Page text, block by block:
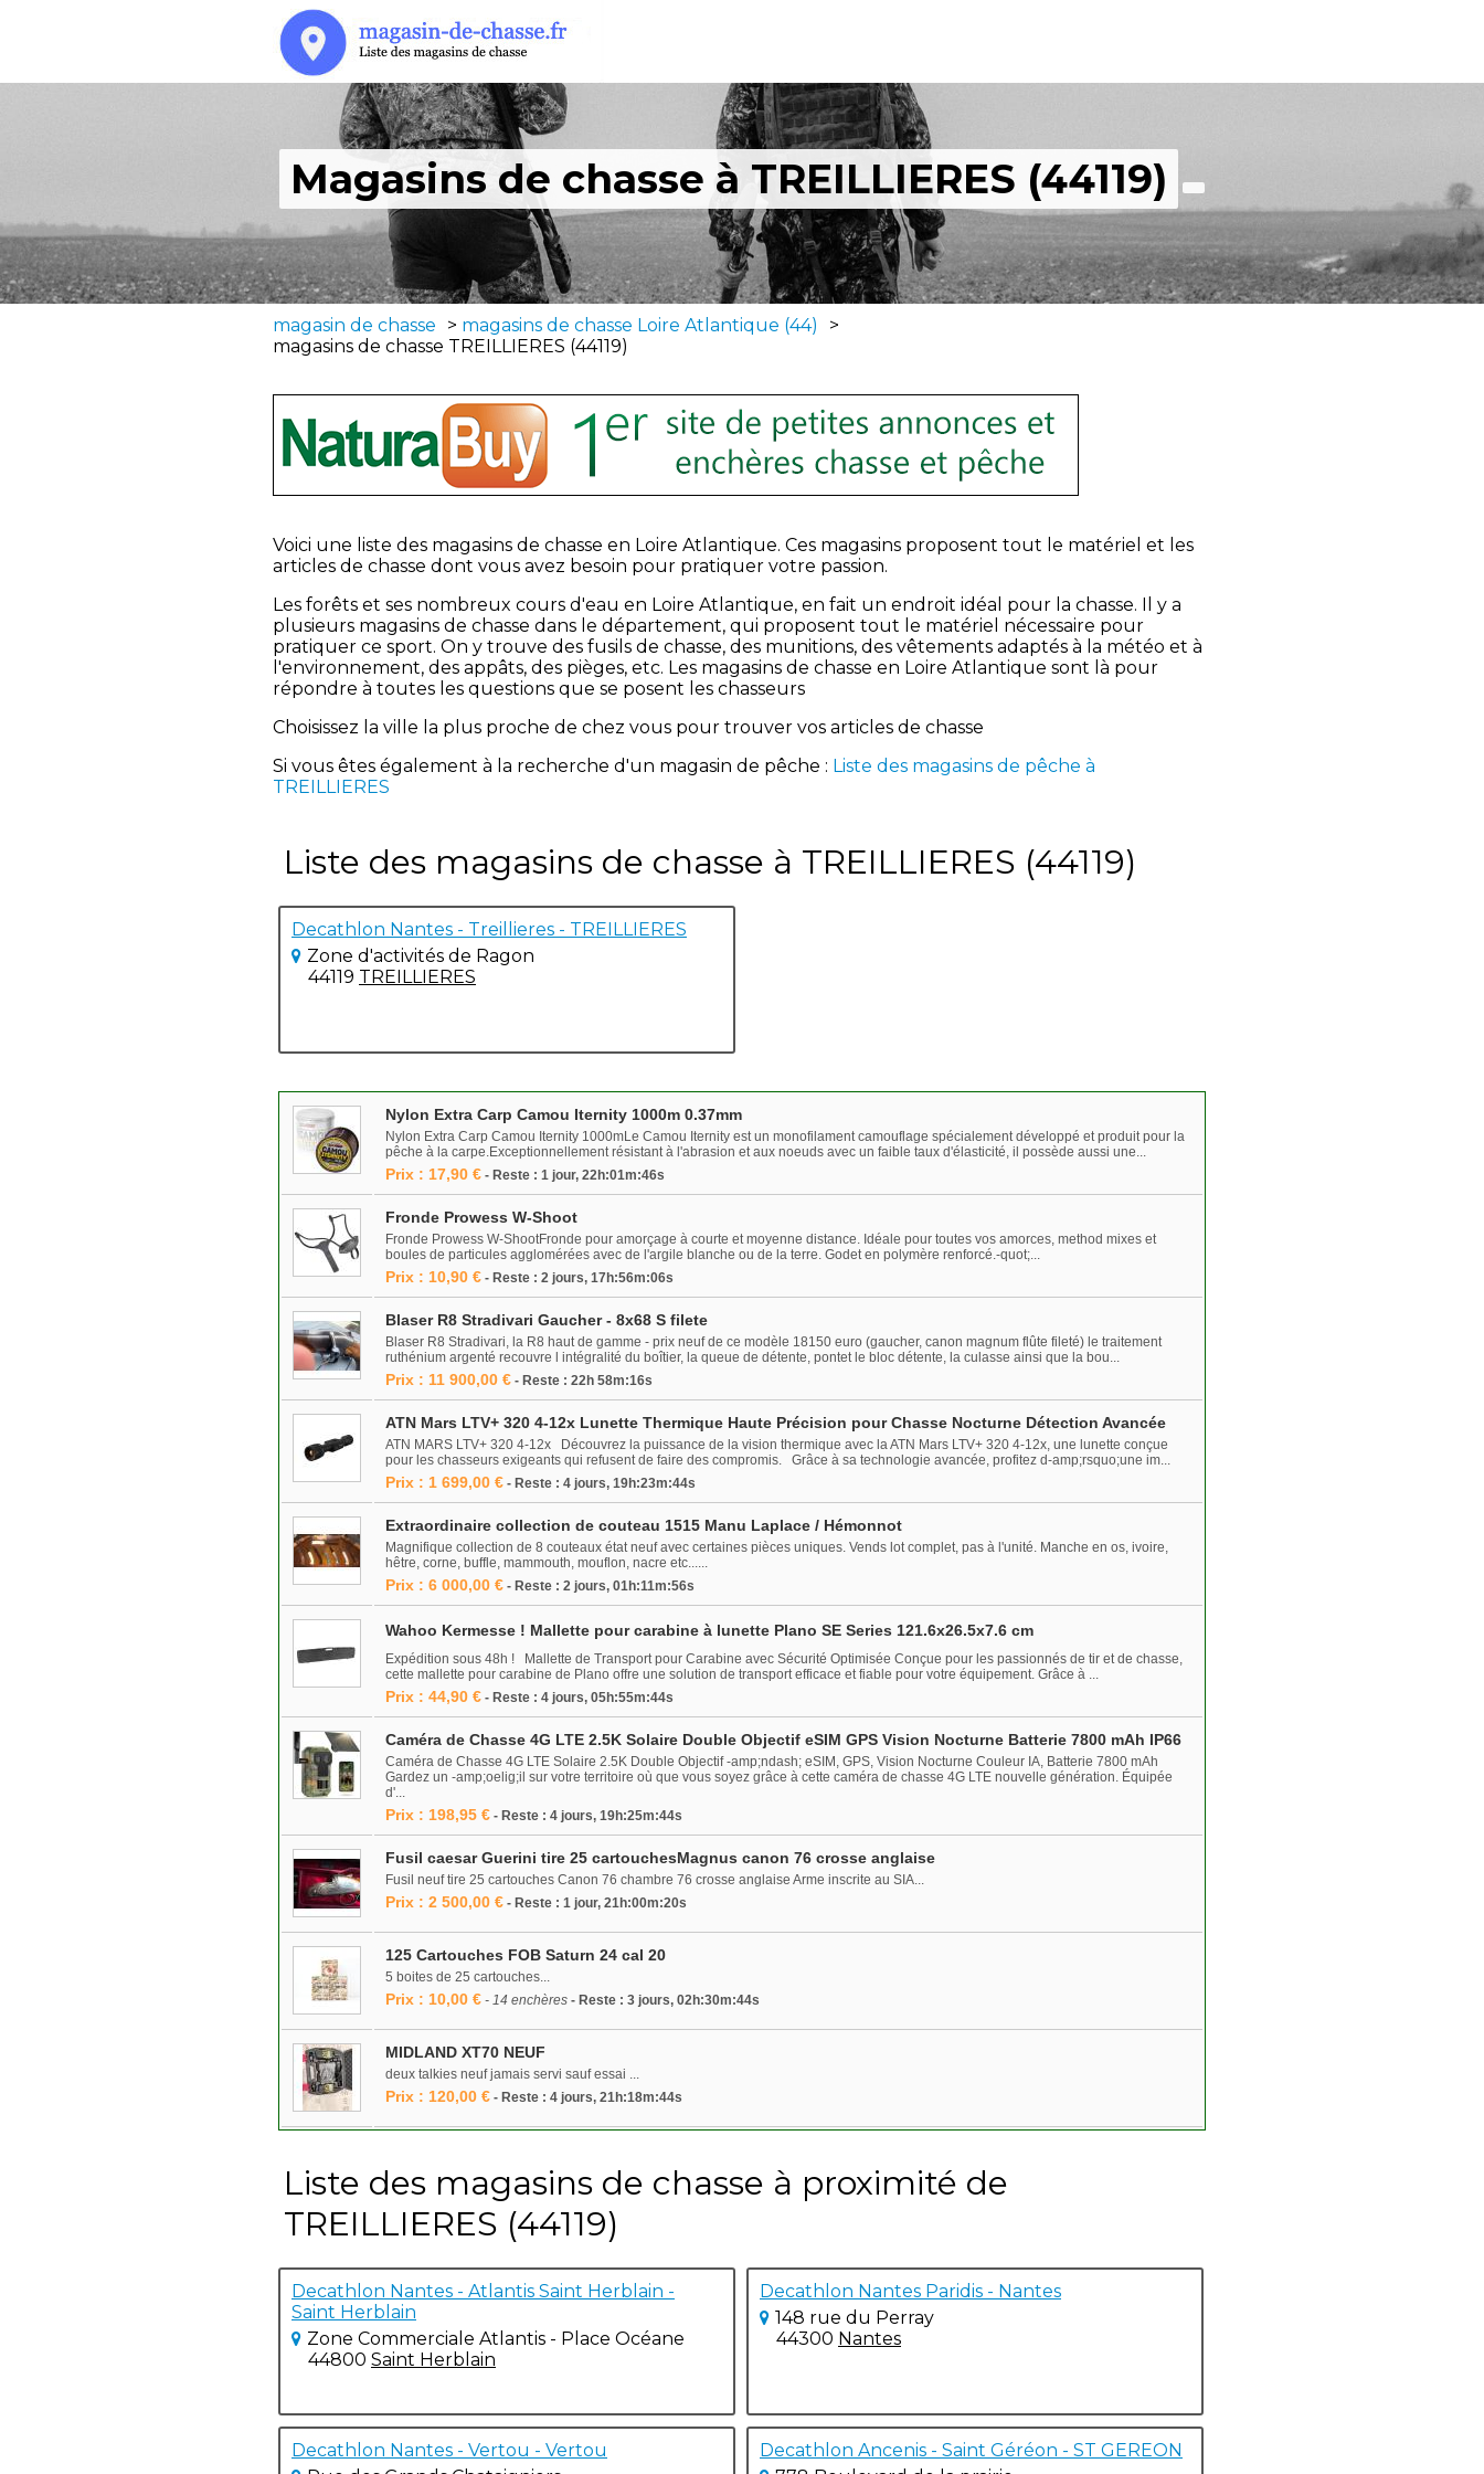
Magasins de chasse à TREILLIERES (44119)
magasin de chasse > magasins de chasse Loire Atlantique (44)
>
magasins de chasse TREILLIERES (44119)
Voici une liste des magasins de chasse en Loire Atlantique. Ces magasins proposent tout le matériel et les
articles de chasse dont vous avez besoin pour pratiquer votre passion.
Les forêts et ses nombreux cours d'eau en Loire Atlantique, en fait un endroit idéal pour la chasse. Il y a
plusieurs magasins de chasse dans le département, qui proposent tout le matériel nécessaire pour
pratiquer ce sport. On y trouve des fusils de chasse, des munitions, des vêtements adaptés à la météo et à
l'environnement, des appâts, des pièges, etc. Les magasins de chasse en Loire Atlantique sont là pour
répondre à toutes les questions que se posent les chasseurs
Choisissez la ville la plus proche de chez vous pour trouver vos articles de chasse
Si vous êtes également à la recherche d'un magasin de pêche : Liste des magasins de pêche à
TREILLIERES
Liste des magasins de chasse à TREILLIERES (44119)
Decathlon Nantes - Treillieres - TREILLIERES
Zone d'activités de Ragon
44119 TREILLIERES
Nylon Extra Carp Camou Iternity 1000m 0.37mm
Nylon Extra Carp Camou Iternity 1000mLe Camou Iternity est un monofilament camouflage spécialement développé et produit pour la
pêche à la carpe.Exceptionnellement résistant à l'abrasion et aux noeuds avec un faible taux d'élasticité, il possède aussi une...
Prix : 17,90 € - Reste : 1 jour, 22h:01m:46s
Fronde Prowess W-Shoot
Fronde Prowess W-ShootFronde pour amorçage à courte et moyenne distance. Idéale pour toutes vos amorces, method mixes et
boules de particules agglomérées avec de l'argile blanche ou de la terre. Godet en polymère renforcé.-quot;...
Prix : 10,90 € - Reste : 2 jours, 17h:56m:06s
Blaser R8 Stradivari Gaucher - 8x68 S filete
Blaser R8 Stradivari, la R8 haut de gamme - prix neuf de ce modèle 18150 euro (gaucher, canon magnum flûte fileté) le traitement
ruthénium argenté recouvre l intégralité du boîtier, la queue de détente, pontet le bloc détente, la culasse ainsi que la bou...
Prix : 11 900,00 € - Reste : 22h 58m:16s
ATN Mars LTV+ 320 4-12x Lunette Thermique Haute Précision pour Chasse Nocturne Détection Avancée
ATN MARS LTV+ 320 4-12x Découvrez la puissance de la vision thermique avec la ATN Mars LTV+ 320 4-12x, une lunette conçue
pour les chasseurs exigeants qui refusent de faire des compromis. Grâce à sa technologie avancée, profitez d-amp;rsquo;une im...
Prix : 1 699,00 € - Reste : 4 jours, 19h:23m:44s
Extraordinaire collection de couteau 1515 Manu Laplace / Hémonnot
Magnifique collection de 8 couteaux état neuf avec certaines pièces uniques. Vends lot complet, pas à l'unité. Manche en os, ivoire,
hêtre, corne, buffle, mammouth, mouflon, nacre etc......
Prix : 6 000,00 € - Reste : 2 jours, 01h:11m:56s
Wahoo Kermesse ! Mallette pour carabine à lunette Plano SE Series 121.6x26.5x7.6 cm
Expédition sous 48h ! Mallette de Transport pour Carabine avec Sécurité Optimisée Conçue pour les passionnés de tir et de chasse,
cette mallette pour carabine de Plano offre une solution de transport efficace et fiable pour votre équipement. Grâce à ...
Prix : 44,90 € - Reste : 4 jours, 05h:55m:44s
Caméra de Chasse 4G LTE 2.5K Solaire Double Objectif eSIM GPS Vision Nocturne Batterie 7800 mAh IP66
Caméra de Chasse 4G LTE Solaire 2.5K Double Objectif -amp;ndash; eSIM, GPS, Vision Nocturne Couleur IA, Batterie 7800 mAh
Gardez un -amp;oelig;il sur votre territoire où que vous soyez grâce à cette caméra de chasse 4G LTE nouvelle génération. Équipée
d'...
Prix : 198,95 € - Reste : 4 jours, 19h:25m:44s
Fusil caesar Guerini tire 25 cartouchesMagnus canon 76 crosse anglaise
Fusil neuf tire 25 cartouches Canon 76 chambre 76 crosse anglaise Arme inscrite au SIA...
Prix : 2 500,00 € - Reste : 1 jour, 21h:00m:20s
125 Cartouches FOB Saturn 24 cal 20
5 boites de 25 cartouches...
Prix : 10,00 € - 14 enchères - Reste : 3 jours, 02h:30m:44s
MIDLAND XT70 NEUF
deux talkies neuf jamais servi sauf essai ...
Prix : 120,00 € - Reste : 4 jours, 21h:18m:44s
Liste des magasins de chasse à proximité de
TREILLIERES (44119)
Decathlon Nantes - Atlantis Saint Herblain -
Saint Herblain
Zone Commerciale Atlantis - Place Océane
44800 Saint Herblain
Decathlon Nantes Paridis - Nantes
148 rue du Perray
44300 Nantes
Decathlon Nantes - Vertou - Vertou
Decathlon Ancenis - Saint Géréon - ST GEREON